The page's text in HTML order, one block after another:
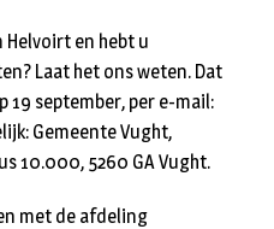
en hebt u
Laat het ons weten. Dat
19 september, per e-mail:
Gemeente Vught,
10.000, 5260 GA Vught.
met de afdeling